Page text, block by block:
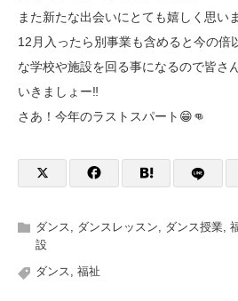
また新たな出会いにとても嬉しく思い
12月入ったら別事業も含めると今の倍
な学校や施設を回る事になるので皆さ
いきましょー‼️
さあ！今年のラストスパート😁👊
ダンス ダンスレッスン ダンス授業
設
ダンス
福祉